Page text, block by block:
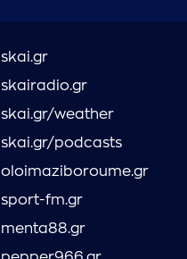
skai.gr
skairadio.gr
skai.gr/weather
skai.gr/podcasts
oloimaziboroume.gr
sport-fm.gr
menta88.gr